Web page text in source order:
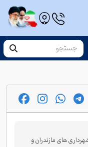
های مازندران و